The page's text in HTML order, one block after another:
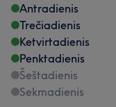
Antradienis
Trečiadienis
Ketvirtadienis
Penktadienis
Šeštadienis
Sekmadienis